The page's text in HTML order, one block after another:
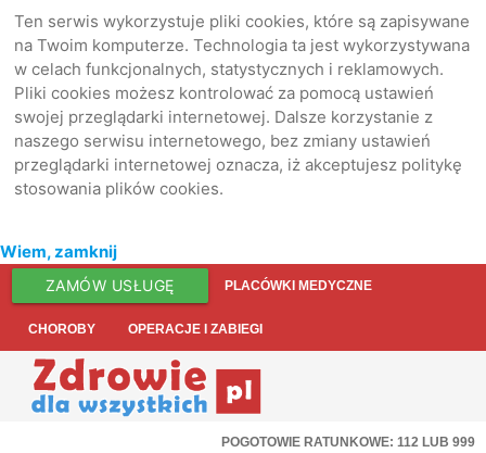
Ten serwis wykorzystuje pliki cookies, które są zapisywane
na Twoim komputerze. Technologia ta jest wykorzystywana
w celach funkcjonalnych, statystycznych i reklamowych.
Pliki cookies możesz kontrolować za pomocą ustawień
swojej przeglądarki internetowej. Dalsze korzystanie z
naszego serwisu internetowego, bez zmiany ustawień
przeglądarki internetowej oznacza, iż akceptujesz politykę
stosowania plików cookies.
Wiem, zamknij
ZAMÓW USŁUGĘ PLACÓWKI MEDYCZNE
CHOROBY OPERACJE I ZABIEGI
POGOTOWIE RATUNKOWE: 112 LUB 999